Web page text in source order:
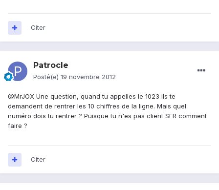
Citer
Patrocle
Posté(e) 19 novembre 2012
@MrJOX Une question, quand tu appelles le 1023 ils te
demandent de rentrer les 10 chiffres de la ligne. Mais quel
numéro dois tu rentrer ? Puisque tu n'es pas client SFR comment
faire ?
Citer